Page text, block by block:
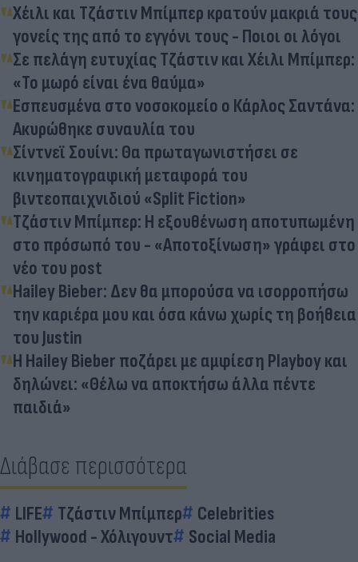
Χέιλι και Τζάστιν Μπίμπερ κρατούν μακριά τους
γονείς της από το εγγόνι τους - Ποιοι οι λόγοι
Σε πελάγη ευτυχίας Τζάστιν και Χέιλι Μπίμπερ:
«Το μωρό είναι ένα θαύμα»
Εσπευσμένα στο νοσοκομείο ο Κάρλος Σαντάνα:
Ακυρώθηκε συναυλία του
Σίντνεϊ Σουίνι: Θα πρωταγωνιστήσει σε
κινηματογραφική μεταφορά του
βιντεοπαιχνιδιού «Split Fiction»
Τζάστιν Μπίμπερ: Η εξουθένωση αποτυπωμένη
στο πρόσωπό του - «Αποτοξίνωση» γράφει στο
νέο του post
Hailey Bieber: Δεν θα μπορούσα να ισορροπήσω
την καριέρα μου και όσα κάνω χωρίς τη βοήθεια
του Justin
Η Hailey Bieber ποζάρει με αμφίεση Playboy και
δηλώνει: «Θέλω να αποκτήσω άλλα πέντε
παιδιά»
Διάβασε περισσότερα
LIFE Τζάστιν Μπίμπερ
Celebrities
Hollywood - Χόλιγουντ
Social Media